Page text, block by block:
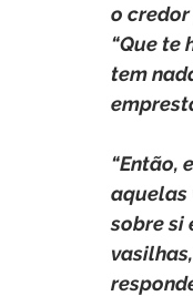
o credor
“Que te
tem
“Então,
aquelas
sobre si